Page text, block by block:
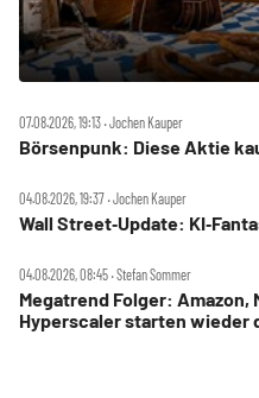
07.08.2026, 19:13 ‧ Jochen Kauper
Börsenpunk: Diese Aktie
04.08.2026, 19:37 ‧ Jochen Kauper
Wall Street‑Update:
04.08.2026, 08:45 ‧ Stefan Sommer
Megatrend Folger:
Hyperscaler starten wieder